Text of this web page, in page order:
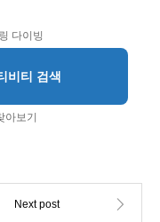
다이빙
비티 검색
아보기